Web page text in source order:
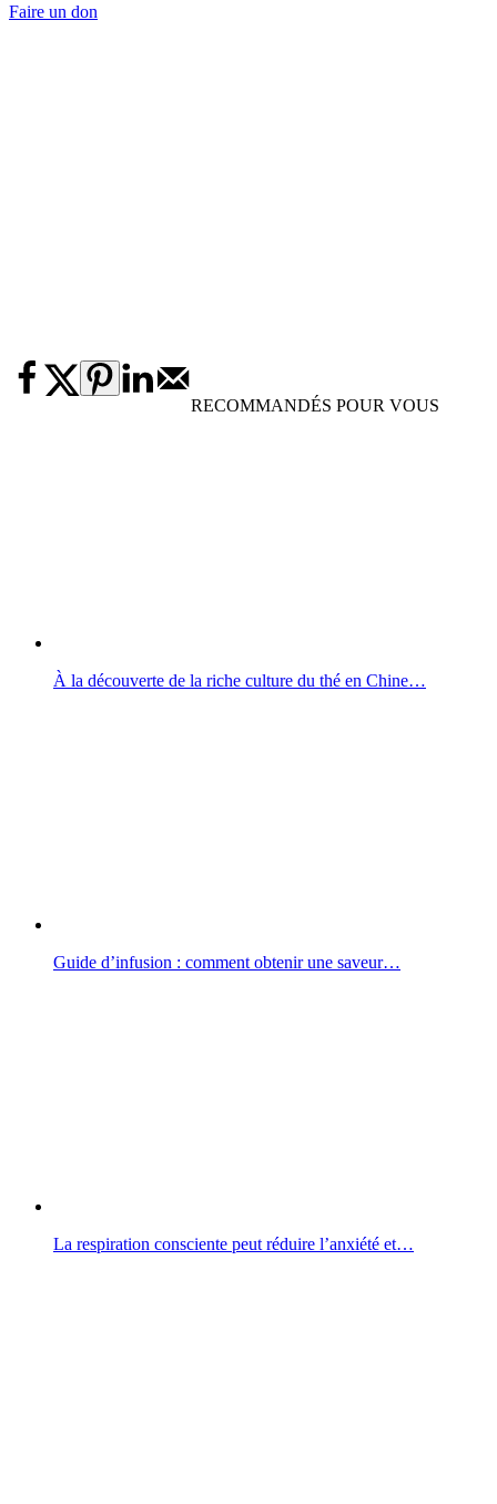
Faire un don
RECOMMANDÉS POUR VOUS
À la découverte de la riche culture du thé en Chine…
Guide d’infusion : comment obtenir une saveur…
La respiration consciente peut réduire l’anxiété et…